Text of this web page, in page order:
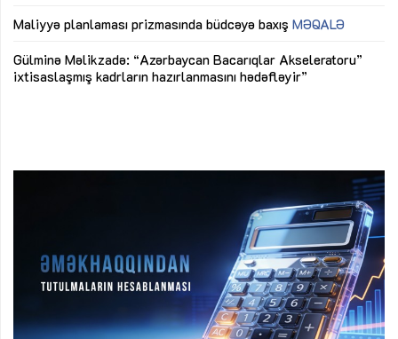
Maliyyə planlaması prizmasında büdcəyə baxış MƏQALƏ
Gülminə Məlikzadə: “Azərbaycan Bacarıqlar Akseleratoru”
ixtisaslaşmış kadrların hazırlanmasını hədəfləyir”